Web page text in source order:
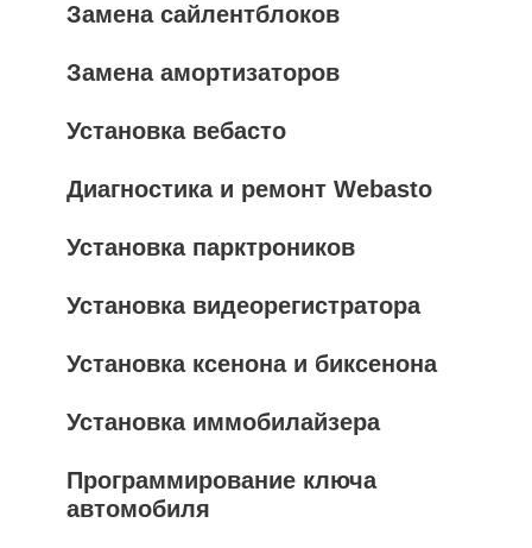
Замена сайлентблоков
Замена амортизаторов
Установка вебасто
Диагностика и ремонт Webasto
Установка парктроников
Установка видеорегистратора
Установка ксенона и биксенона
Установка иммобилайзера
Программирование ключа
автомобиля